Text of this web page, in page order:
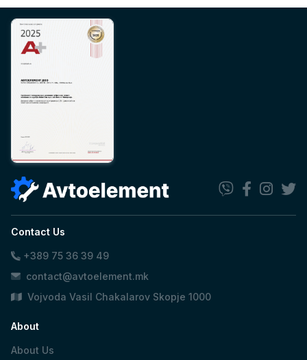
Contact Us
+389 75 36 39 49
contact@avtoelement.mk
Vojvoda Vasil Chakalarov Skopje 1000
About
About Us